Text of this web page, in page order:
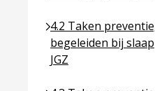
4.2 Taken
begeleiden bij
JGZ
Ga naar pagina